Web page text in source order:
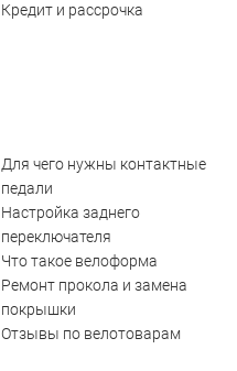
Кредит и рассрочка
Для чего нужны контактные
педали
Настройка заднего
переключателя
Что такое велоформа
Ремонт прокола и замена
покрышки
Отзывы по велотоварам